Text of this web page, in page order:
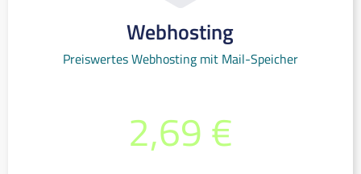
Webhosting
Preiswertes Webhosting mit Mail-Speicher
2,69 €